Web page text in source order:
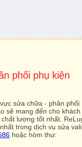
phối phụ kiện
sửa chữa - phân phối
sẽ mang đến cho khách
lượng tốt nhất.
trong dịch vụ sửa vali
hoặc hòm thư: